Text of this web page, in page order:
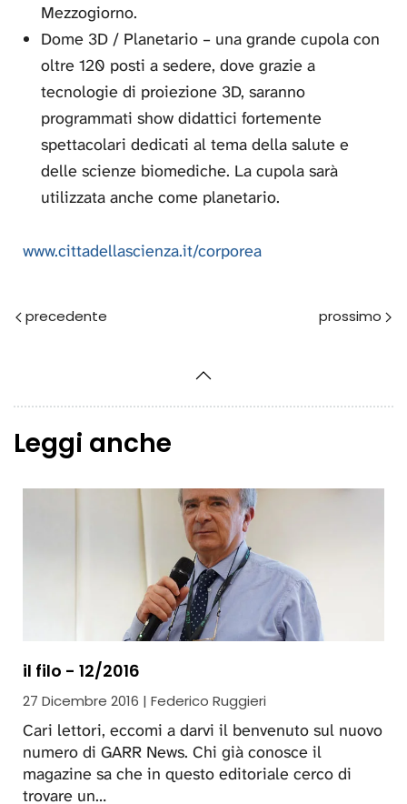
Mezzogiorno.
Dome 3D / Planetario – una grande cupola con
oltre 120 posti a sedere, dove grazie a
tecnologie di proiezione 3D, saranno
programmati show didattici fortemente
spettacolari dedicati al tema della salute e
delle scienze biomediche. La cupola sarà
utilizzata anche come planetario.
www.cittadellascienza.it/corporea
Leggi anche
il filo - 12/2016
27 Dicembre 2016 | Federico Ruggieri
Cari lettori, eccomi a darvi il benvenuto sul nuovo
numero di GARR News. Chi già conosce il
magazine sa che in questo editoriale cerco di
trovare un…